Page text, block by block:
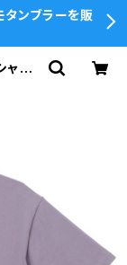
タンブラーを販
ャツ